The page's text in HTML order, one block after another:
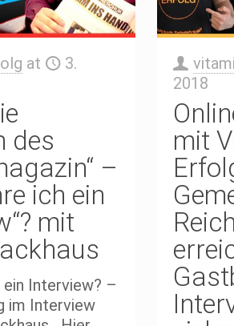
at
3.
des
–
ich ein
mit
Interview? –
im Interview
2018
mit